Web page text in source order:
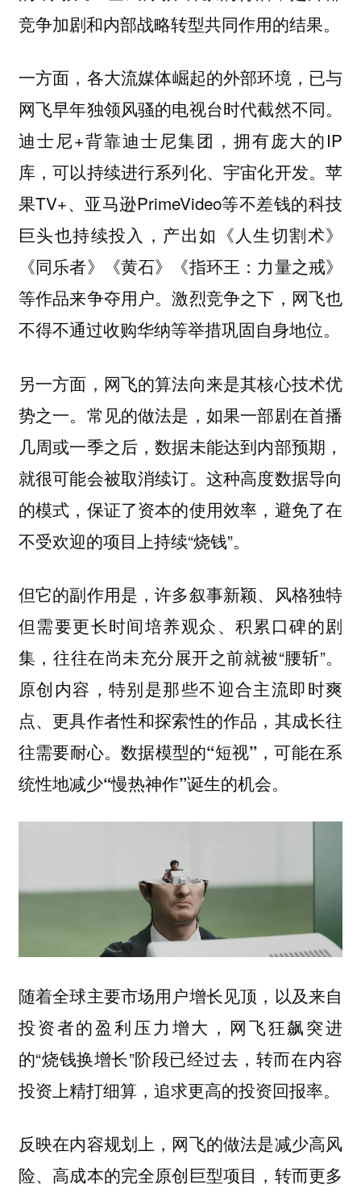
竞争加剧和内部战略转型共同作用的结果。
一方面， 各大流媒体崛起的外部环境，已与
网飞早年独领风骚的电视台时代截然不同。
迪士尼+背靠迪士尼集团，拥有庞大的IP
库，可以持续进行系列化、宇宙化开发。苹
果TV+、亚马逊PrimeVideo等不差钱的科技
巨头也持续投入，产出如《人生切割术》
《同乐者》《黄石》《指环王：力量之戒》
等作品来争夺用户。激烈竞争之下，网飞也
不得不通过收购华纳等举措巩固自身地位。
另一方面，网飞的算法向来是其核心技术优
势之一。常见的做法是，如果一部剧在首播
几周或一季之后，数据未能达到内部预期，
就很可能会被取消续订。这种高度数据导向
的模式，保证了资本的使用效率，避免了在
不受欢迎的项目上持续“烧钱”。
但它的副作用是，许多叙事新颖、风格独特
但需要更长时间培养观众、积累口碑的剧
集，往往在尚未充分展开之前就被“腰斩”。
原创内容，特别是那些不迎合主流即时爽
点、更具作者性和探索性的作品，其成长往
往需要耐心。数据模型的“短视”，可能在系
统性地减少“慢热神作”诞生的机会。
随着全球主要市场用户增长见顶，以及来自
投资者的盈利压力增大，网飞狂飙突进
的“烧钱换增长”阶段已经过去，转而在内容
投资上精打细算，追求更高的投资回报率。
反映在内容规划上，网飞的做法是减少高风
险、高成本的完全原创巨型项目，转而更多